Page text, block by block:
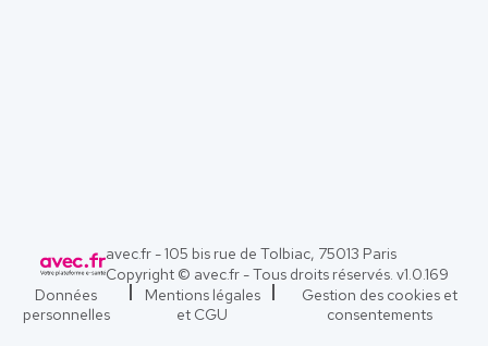
avec.fr - 105 bis rue de Tolbiac, 75013 Paris
Copyright © avec.fr - Tous droits réservés. v1.0.169
Données
personnelles
Mentions légales
et CGU
Gestion des cookies et
consentements